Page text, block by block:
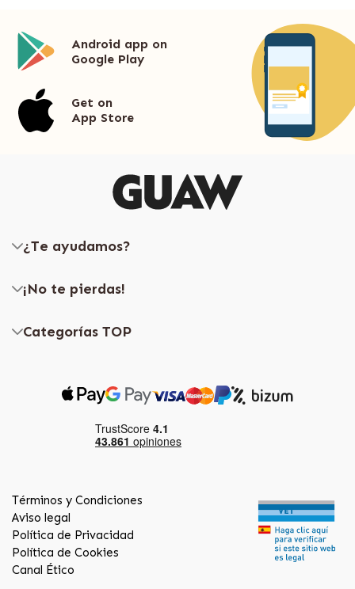
Android app on
Google Play
Get on
App Store
¿Te ayudamos?
¡No te pierdas!
Categorías TOP
Términos y Condiciones
Aviso legal
Política de Privacidad
Política de Cookies
Canal Ético